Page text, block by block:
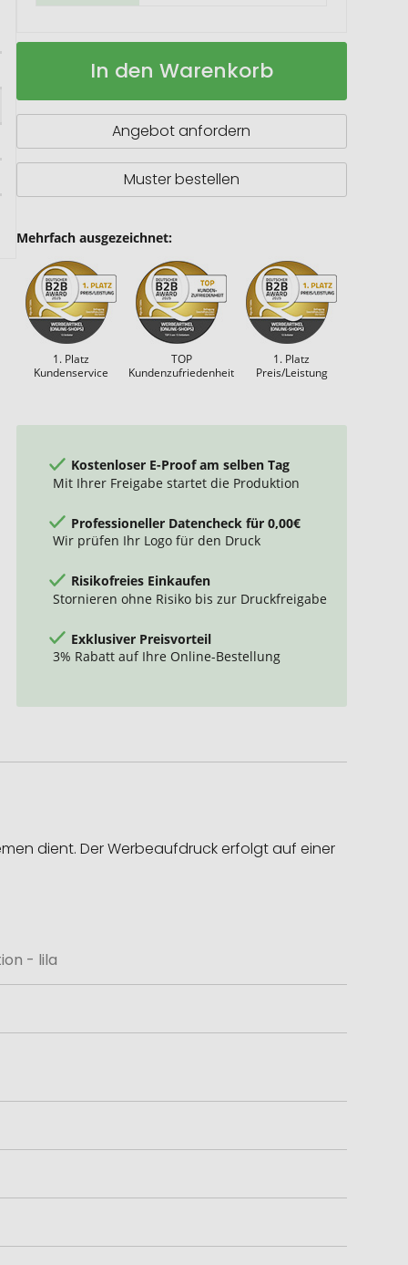
Polyester
Kühlfunktion
Auf
In den Warenkorb
Angebot anfordern
Muster bestellen
Mehrfach ausgezeichnet:
1. Platz
Kundenservice
TOP
Kundenzufriedenheit
1. Platz
Preis/Leistung
Kostenloser E-Proof am selben Tag
Mit Ihrer Freigabe startet die Produktion
Professioneller Datencheck für 0,00€
Wir prüfen Ihr Logo für den Druck
Risikofreies Einkaufen
Stornieren ohne Risiko bis zur Druckfreigabe
Exklusiver Preisvorteil
3% Rabatt auf Ihre Online-Bestellung
dient. Der Werbeaufdruck erfolgt auf einer
- lila